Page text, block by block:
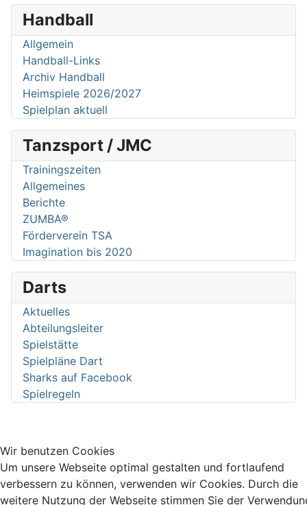
Handball
Allgemein
Handball-Links
Archiv Handball
Heimspiele 2026/2027
Spielplan aktuell
Tanzsport / JMC
Trainingszeiten
Allgemeines
Berichte
ZUMBA®
Förderverein TSA
Imagination bis 2020
Darts
Aktuelles
Abteilungsleiter
Spielstätte
Spielpläne Dart
Sharks auf Facebook
Spielregeln
Wir benutzen Cookies
Um unsere Webseite optimal gestalten und fortlaufend
verbessern zu können, verwenden wir Cookies. Durch die
weitere Nutzung der Webseite stimmen Sie der